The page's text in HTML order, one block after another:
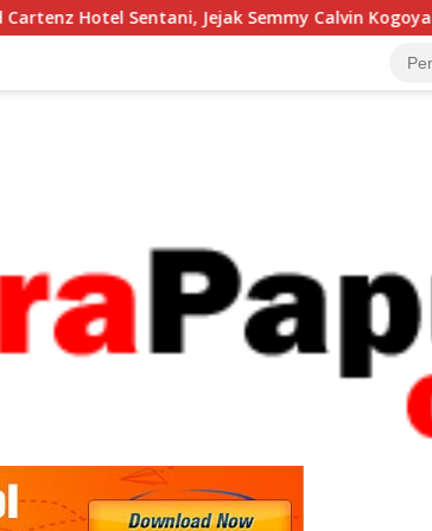
Jejak Semmy Calvin Kogoya Membangun Papua